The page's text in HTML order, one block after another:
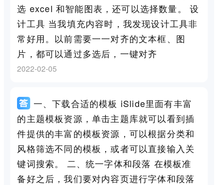
选 excel 和智能图表，还可以选择数量。 设
计工具 当我填充内容时，我发现设计工具非
常好用。以前需要一一对齐的文本框、图
片，都可以通过多选后，一键对齐
2022-02-05
一、下载合适的模板 iSlide里面有丰富
的主题模板资源，单击主题库就可以看到插
件提供的丰富的模板资源，可以根据分类和
风格筛选不同的模板，或者可以直接输入关
键词搜索。 二、统一字体和段落 在模板准
备好之后，我们要对内容页进行字体和段落